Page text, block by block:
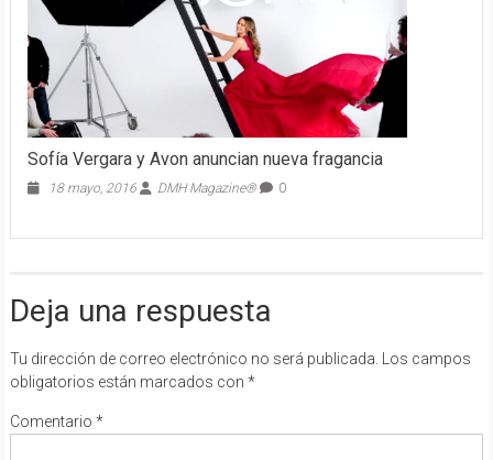
Sofía Vergara y Avon anuncian nueva fragancia
18 mayo, 2016 DMH Magazine® 0
Deja una respuesta
Tu dirección de correo electrónico no será publicada.
Los campos
obligatorios están marcados con *
Comentario *